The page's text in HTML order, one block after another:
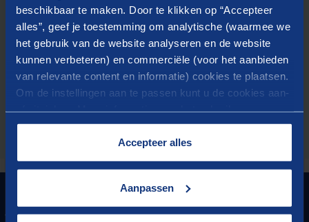
beschikbaar te maken. Door te klikken op “Accepteer
alles”, geef je toestemming om analytische (waarmee we
het gebruik van de website analyseren en de website
kunnen verbeteren) en commerciële (voor het aanbieden
van relevante content en informatie) cookies te plaatsen.
Om de instellingen aan te passen kunt u de cookies aan-
cookies op onze website treft u in onze
Accepteer alles
Aanpassen
Door het verzenden van dit formulier geeft u Berenschot
toestemming om uw gegevens te verwerken en dat
Berenschot contact met u op mag nemen. Meer informatie
over de verwerking van uw gegevens vindt u in onze
privacyverklaring
DOWNLOAD
GRONDLEGGER VAN